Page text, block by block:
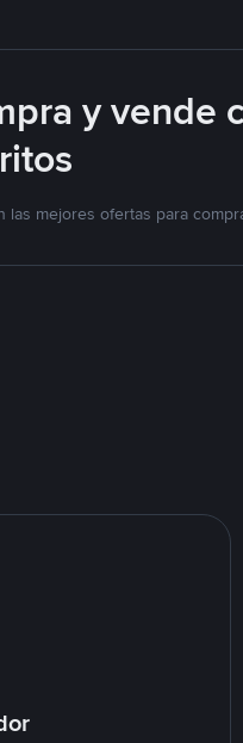
y vende
las mejores ofertas para